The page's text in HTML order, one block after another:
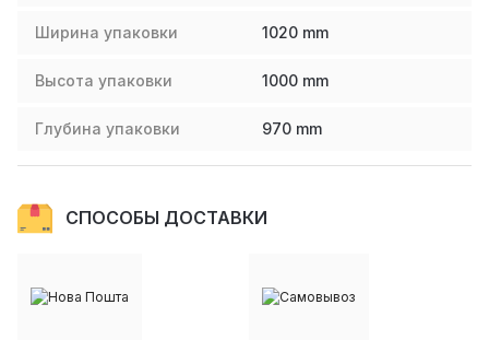
Ширина упаковки 1020 mm
Высота упаковки 1000 mm
Глубина упаковки 970 mm
СПОСОБЫ ДОСТАВКИ